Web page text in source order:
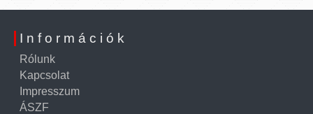
Információk
Rólunk
Kapcsolat
Impresszum
ÁSZF